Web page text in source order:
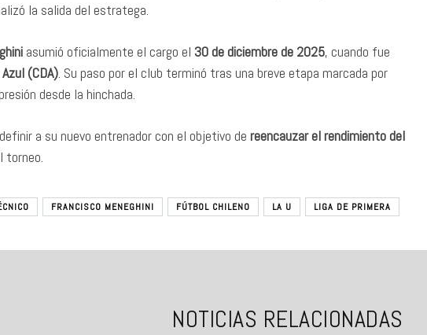
la salida del estratega.
asumió oficialmente el cargo el 30 de diciembre de 2025, cuando fue
(CDA). Su paso por el club terminó tras una breve etapa marcada por
desde la hinchada.
a su nuevo entrenador con el objetivo de reencauzar el rendimiento del
torneo.
FRANCISCO MENEGHINI FÚTBOL CHILENO LA U
LIGA DE PRIMERA
NOTICIAS RELACIONADAS